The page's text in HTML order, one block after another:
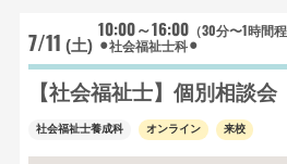
7/11 (土)
10:00～16:00（30分〜1時
⚫︎社会福祉士科⚫︎
【社会福祉士】個別相談会
社会福祉士養成科 オンライン 来校